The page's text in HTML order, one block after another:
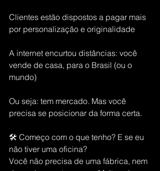
Clientes estão dispostos a pagar mais
por personalização e originalidade
A internet encurtou distâncias: você
vende de casa, para o Brasil (ou o
mundo)
Ou seja: tem mercado. Mas você
precisa se posicionar da forma certa.
🛠️ Começo com o que tenho? E se eu
não tiver uma oficina?
Você não precisa de uma fábrica, nem